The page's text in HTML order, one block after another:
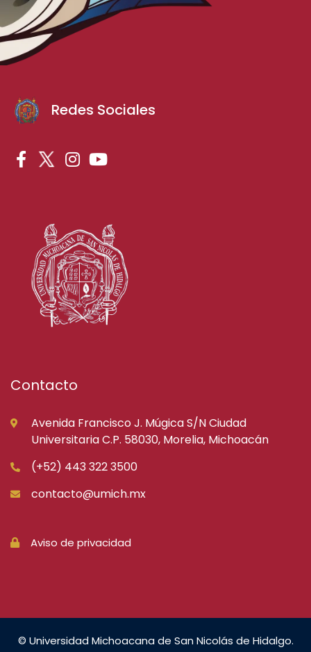
Redes Sociales
Contacto
Avenida Francisco J. Múgica S/N Ciudad
Universitaria C.P. 58030, Morelia, Michoacán
(+52) 443 322 3500
contacto@umich.mx
Aviso de privacidad
© Universidad Michoacana de San Nicolás de Hidalgo.